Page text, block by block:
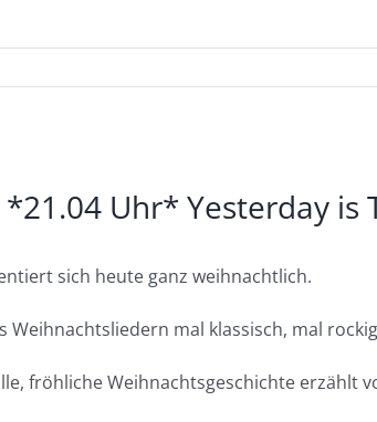
Uhr* Yesterday is
sich heute ganz weihnachtlich.
Weihnachtsliedern mal klassisch, mal
fröhliche Weihnachtsgeschichte erzählt